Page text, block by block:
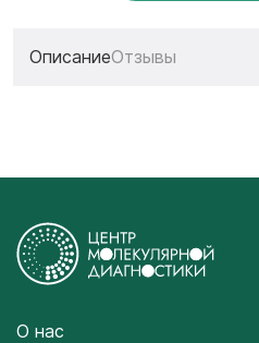
ОписаниеОтзывы
О нас